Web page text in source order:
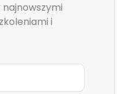
najnowszymi
i